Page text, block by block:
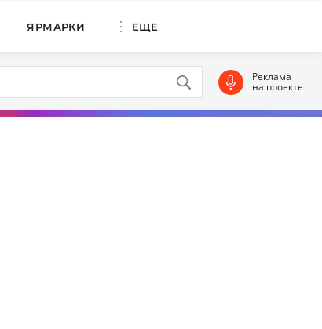
ЯРМАРКИ ЕЩЕ
Реклама
на проекте